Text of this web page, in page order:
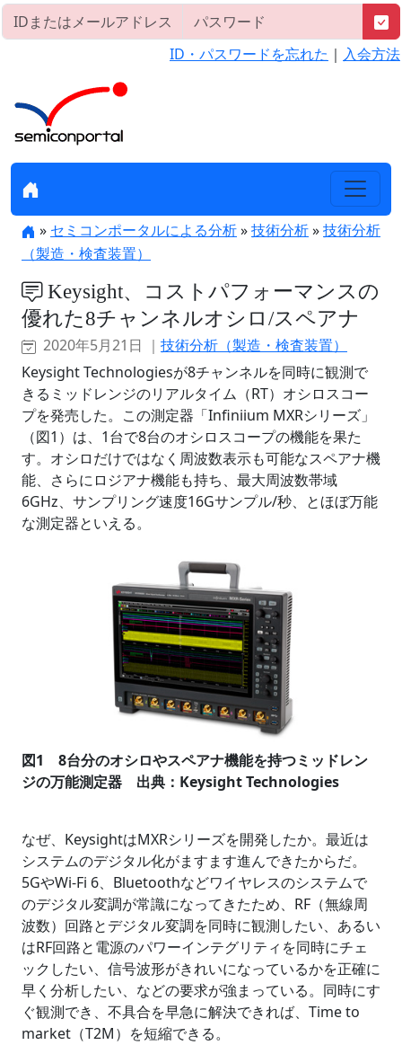
ID・パスワードを忘れた ｜ 入会方法
» セミコンポータルによる分析»技術分析»技術分析
（製造・検査装置）
Keysight、コストパフォーマンスの
優れた8チャンネルオシロ/スペアナ
2020年5月21日 ｜ 技術分析（製造・検査装置）
Keysight Technologiesが8チャンネルを同時に観測で
きるミッドレンジのリアルタイム（RT）オシロスコー
プを発売した。この測定器「Infiniium MXRシリーズ」
（図1）は、1台で8台のオシロスコープの機能を果た
す。オシロだけではなく周波数表示も可能なスペアナ機
能、さらにロジアナ機能も持ち、最大周波数帯域
6GHz、サンプリング速度16Gサンプル/秒、とほぼ万能
な測定器といえる。
図1 8台分のオシロやスペアナ機能を持つミッドレン
ジの万能測定器 出典：Keysight Technologies
なぜ、KeysightはMXRシリーズを開発したか。最近は
システムのデジタル化がますます進んできたからだ。
5GやWi-Fi 6、Bluetoothなどワイヤレスのシステムで
のデジタル変調が常識になってきたため、RF（無線周
波数）回路とデジタル変調を同時に観測したい、あるい
はRF回路と電源のパワーインテグリティを同時にチェ
ックしたい、信号波形がきれいになっているかを正確に
早く分析したい、などの要求が強まっている。同時にす
ぐ観測でき、不具合を早急に解決できれば、Time to
market（T2M）を短縮できる。